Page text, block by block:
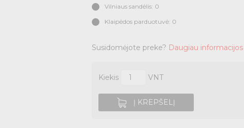
Vilniaus sandėlis: 0
Klaipėdos parduotuvė: 0
Susidomėjote preke? Daugiau informacijos
Kiekis VNT
Į KREPŠELĮ